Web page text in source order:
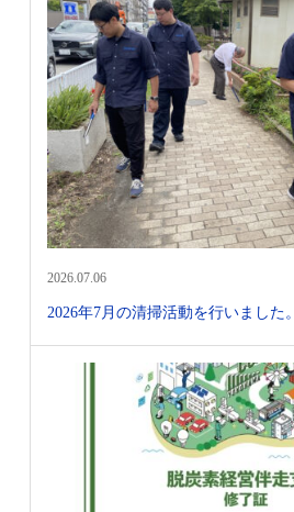
2026.07.06
2026年7月の清掃活動を行いました。